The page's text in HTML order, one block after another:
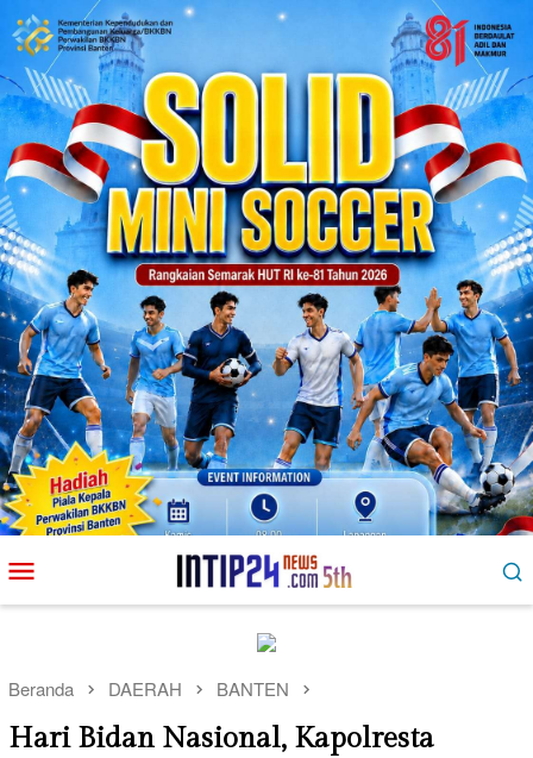
ke
kontenMobile
Beranda DAERAH BANTEN
Hari Bidan Nasional, Kapolresta